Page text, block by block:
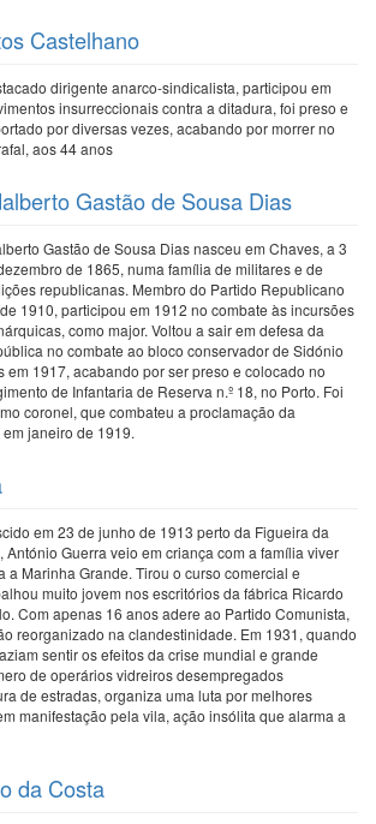
Castelhano
dirigente anarco-sindicalista, participou em
insurreccionais contra a ditadura, foi preso e
por diversas vezes, acabando por morrer no
aos 44 anos
Gastão de Sousa Dias
Gastão de Sousa Dias nasceu em Chaves, a 3
de 1865, numa família de militares e de
republicanas. Membro do Partido Republicano
1910, participou em 1912 no combate às incursões
como major. Voltou a sair em defesa da
no combate ao bloco conservador de Sidónio
em 1917, acabando por ser preso e colocado no
de Infantaria de Reserva n.º 18, no Porto. Foi
coronel, que combateu a proclamação da
em janeiro de 1919.
em 23 de junho de 1913 perto da Figueira da
António Guerra veio em criança com a família viver
a Marinha Grande. Tirou o curso comercial e
muito jovem nos escritórios da fábrica Ricardo
Com apenas 16 anos adere ao Partido Comunista,
reorganizado na clandestinidade. Em 1931, quando
sentir os efeitos da crise mundial e grande
de operários vidreiros desempregados
de estradas, organiza uma luta por melhores
manifestação pela vila, ação insólita que alarma a
da Costa